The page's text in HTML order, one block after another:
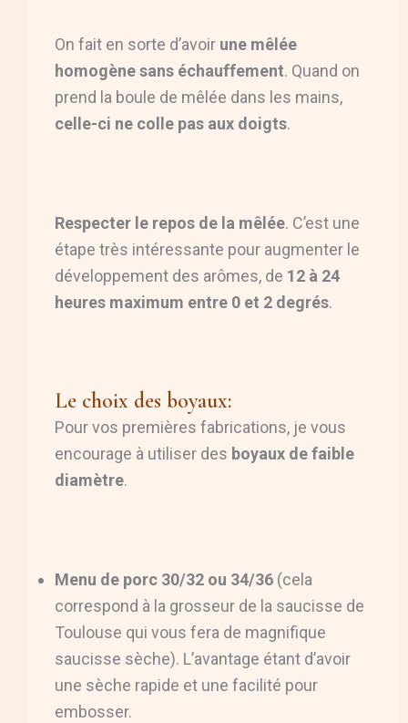
On fait en sorte d’avoir une mêlée
homogène sans échauffement. Quand on
prend la boule de mêlée dans les mains,
celle-ci ne colle pas aux doigts.
Respecter le repos de la mêlée. C’est une
étape très intéressante pour augmenter le
développement des arômes, de 12 à 24
heures maximum entre 0 et 2 degrés.
Le choix des boyaux:
Pour vos premières fabrications, je vous
encourage à utiliser des boyaux de faible
diamètre.
Menu de porc 30/32 ou 34/36(cela
correspond à la grosseur de la saucisse de
Toulouse qui vous fera de magnifique
saucisse sèche). L’avantage étant d’avoir
une sèche rapide et une facilité pour
embosser.